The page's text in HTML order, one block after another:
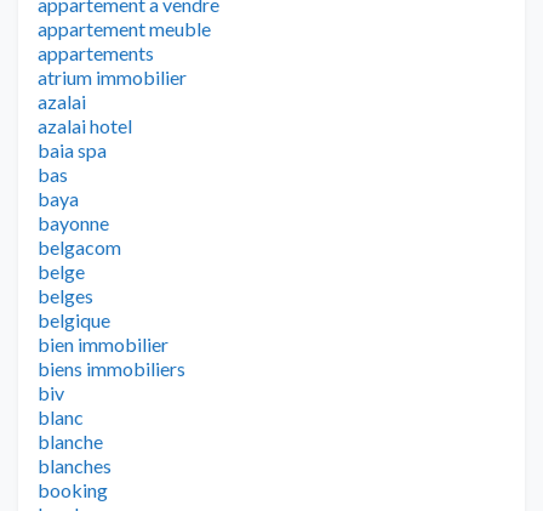
appartement meuble
appartements
atrium immobilier
azalai
azalai hotel
baia spa
bas
baya
bayonne
belgacom
belge
belges
belgique
bien immobilier
biens immobiliers
biv
blanc
blanche
blanches
booking